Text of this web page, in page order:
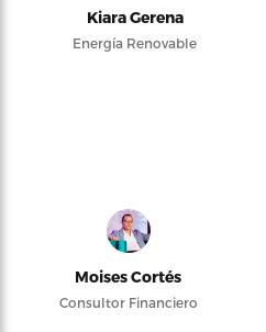
Kiara Gerena
Energía Renovable
Moises Cortés
Consultor Financiero